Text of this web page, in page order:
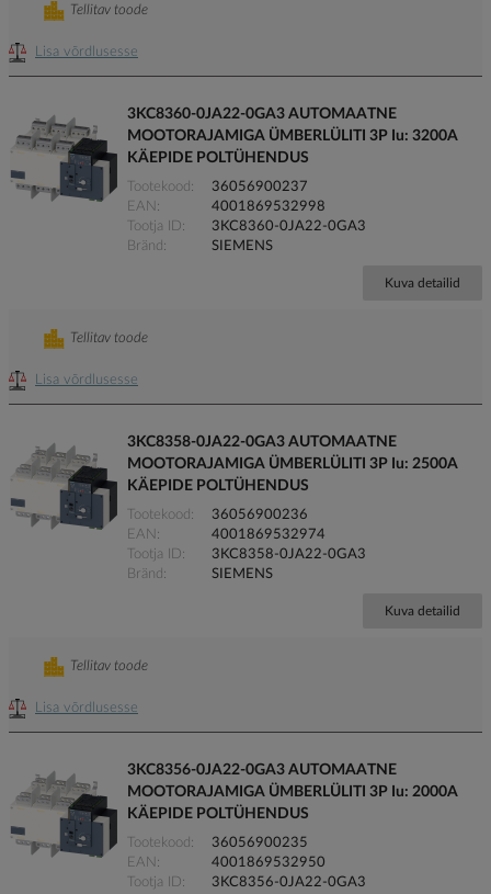
Lisa võrdlusesse
Tellitav toode
3KC8360-0JA22-0GA3 AUTOMAATNE
MOOTORAJAMIGA ÜMBERLÜLITI 3P Iu: 3200A
KÄEPIDE POLTÜHENDUS
Tootekood
36056900237
EAN
4001869532998
Tootja ID
3KC8360-0JA22-0GA3
Bränd
SIEMENS
Kuva detailid
Lisa võrdlusesse
Tellitav toode
3KC8358-0JA22-0GA3 AUTOMAATNE
MOOTORAJAMIGA ÜMBERLÜLITI 3P Iu: 2500A
KÄEPIDE POLTÜHENDUS
Tootekood
36056900236
EAN
4001869532974
Tootja ID
3KC8358-0JA22-0GA3
Bränd
SIEMENS
Kuva detailid
Lisa võrdlusesse
Tellitav toode
3KC8356-0JA22-0GA3 AUTOMAATNE
MOOTORAJAMIGA ÜMBERLÜLITI 3P Iu: 2000A
KÄEPIDE POLTÜHENDUS
Tootekood
36056900235
EAN
4001869532950
Tootja ID
3KC8356-0JA22-0GA3